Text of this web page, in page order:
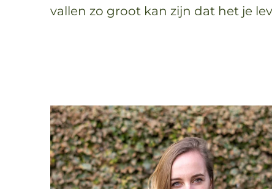
vallen zo groot kan zijn dat het je